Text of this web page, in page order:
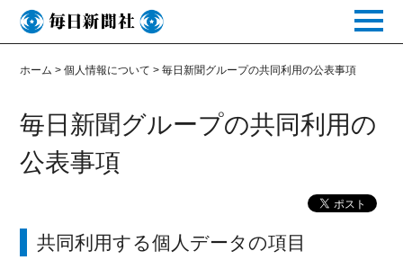
toggle
ホーム >個人情報について >毎日新聞グループの共同利用の公表事項
毎日新聞グループの共同利用の
公表事項
共同利用する個人データの項目